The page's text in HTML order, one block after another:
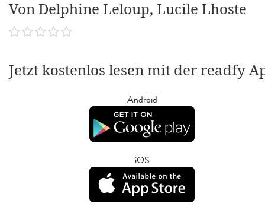
Von Delphine Leloup, Lucile Lhoste
Jetzt kostenlos lesen mit der readfy
Android
iOS